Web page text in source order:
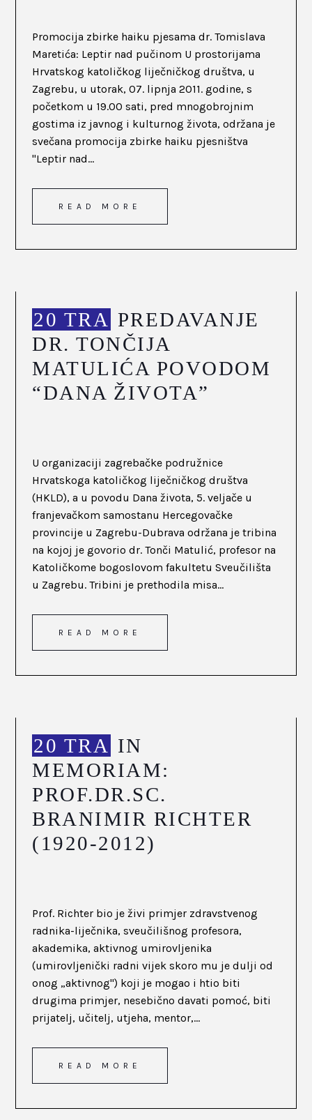
Promocija zbirke haiku pjesama dr. Tomislava
Maretića: Leptir nad pučinom U prostorijama
Hrvatskog katoličkog liječničkog društva, u
Zagrebu, u utorak, 07. lipnja 2011. godine, s
početkom u 19.00 sati, pred mnogobrojnim
gostima iz javnog i kulturnog života, održana je
svečana promocija zbirke haiku pjesništva
"Leptir nad...
READ MORE
20 TRA PREDAVANJE
DR. TONČIJA
MATULIĆA POVODOM
“DANA ŽIVOTA”
U organizaciji zagrebačke podružnice
Hrvatskoga katoličkog liječničkog društva
(HKLD), a u povodu Dana života, 5. veljače u
franjevačkom samostanu Hercegovačke
provincije u Zagrebu-Dubrava održana je tribina
na kojoj je govorio dr. Tonči Matulić, profesor na
Katoličkome bogoslovom fakultetu Sveučilišta
u Zagrebu. Tribini je prethodila misa...
READ MORE
20 TRA IN
MEMORIAM:
PROF.DR.SC.
BRANIMIR RICHTER
(1920-2012)
Prof. Richter bio je živi primjer zdravstvenog
radnika-liječnika, sveučilišnog profesora,
akademika, aktivnog umirovljenika
(umirovljenički radni vijek skoro mu je dulji od
onog „aktivnog") koji je mogao i htio biti
drugima primjer, nesebično davati pomoć, biti
prijatelj, učitelj, utjeha, mentor,...
READ MORE